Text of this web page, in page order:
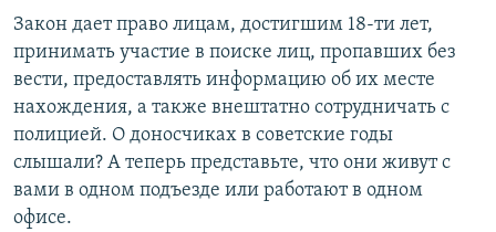
Закон дает право лицам, достигшим 18-ти лет,
принимать участие в поиске лиц, пропавших без
вести, предоставлять информацию об их месте
нахождения, а также внештатно сотрудничать с
полицией. О доносчиках в советские годы
слышали? А теперь представьте, что они живут с
вами в одном подъезде или работают в одном
офисе.